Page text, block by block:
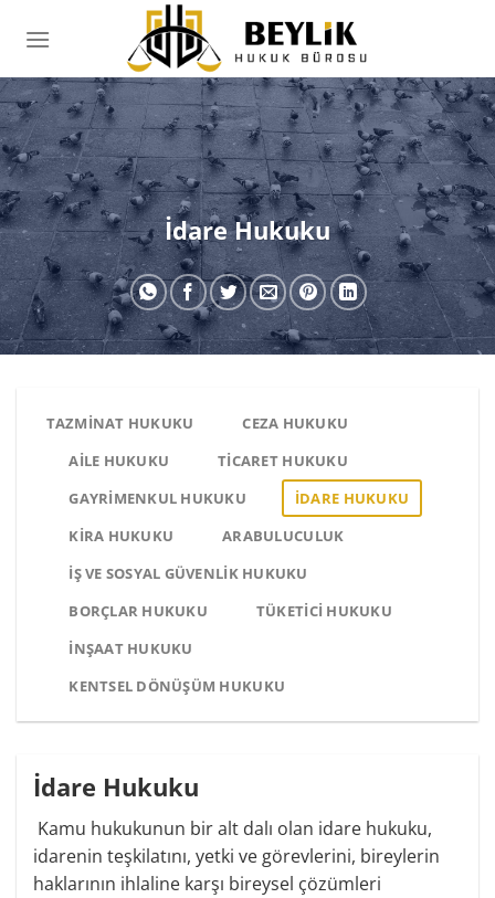
atla
İdare Hukuku
TAZMINAT HUKUKU
CEZA HUKUKU
AILE HUKUKU
TICARET HUKUKU
GAYRIMENKUL HUKUKU
İDARE HUKUKU
KIRA HUKUKU
ARABULUCULUK
İŞ VE SOSYAL GÜVENLIK HUKUKU
BORÇLAR HUKUKU
TÜKETICI HUKUKU
İNŞAAT HUKUKU
KENTSEL DÖNÜŞÜM HUKUKU
İdare Hukuku
Kamu hukukunun bir alt dalı olan idare hukuku,
idarenin teşkilatını, yetki ve görevlerini, bireylerin
haklarının ihlaline karşı bireysel çözümleri